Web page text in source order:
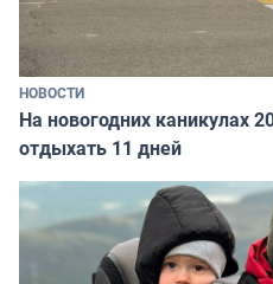
НОВОСТИ
На новогодних каникулах
отдыхать 11 дней